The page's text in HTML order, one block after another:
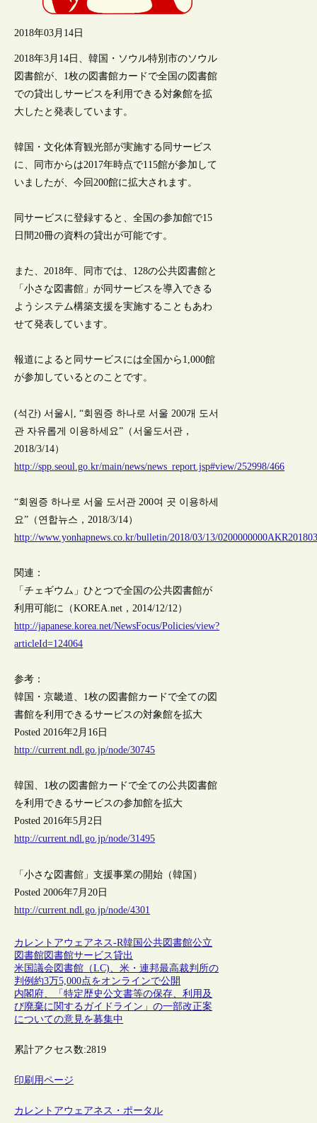
2018年03月14日
2018年3月14日、韓国・ソウル特別市のソウル
図書館が、1枚の図書館カードで全国の図書館
での貸出しサービスを利用できる対象館を拡
大したと発表しています。
韓国・文化体育観光部が実施する同サービス
に、同市からは2017年時点で115館が参加して
いましたが、今回200館に拡大されます。
同サービスに登録すると、全国の参加館で15
日間20冊の資料の貸出が可能です。
また、2018年、同市では、128の公共図書館と
「小さな図書館」が同サービスを導入できる
ようシステム構築支援を実施することもあわ
せて発表しています。
報道によると同サービスには全国から1,000館
が参加しているとのことです。
(석간) 서울시, “회원증 하나로 서울 200개 도서
관 자유롭게 이용하세요”（서울도서관，
2018/3/14）
http://spp.seoul.go.kr/main/news/news_report.jsp#view/252998/466
“회원증 하나로 서울 도서관 200여 곳 이용하세
요”（연합뉴스，2018/3/14）
http://www.yonhapnews.co.kr/bulletin/2018/03/13/
関連：
「チェギウム」ひとつで全国の公共図書館が
利用可能に（KOREA.net，2014/12/12）
http://japanese.korea.net/NewsFocus/Policies/view?
articleId=124064
参考：
韓国・京畿道、1枚の図書館カードで全ての図
書館を利用できるサービスの対象館を拡大
Posted 2016年2月16日
http://current.ndl.go.jp/node/30745
韓国、1枚の図書館カードで全ての公共図書館
を利用できるサービスの参加館を拡大
Posted 2016年5月2日
http://current.ndl.go.jp/node/31495
「小さな図書館」支援事業の開始（韓国）
Posted 2006年7月20日
http://current.ndl.go.jp/node/4301
カレントアウェアネス-R韓国公共図書館公立
図書館図書館サービス貸出
米国議会図書館（LC)、米・連邦最高裁判所の
判例約3万5,000点をオンラインで公開
内閣府、「特定歴史公文書等の保存、利用及
び廃棄に関するガイドライン」の一部改正案
についての意見を募集中
累計アクセス数:2819
印刷用ページ
カレントアウェアネス・ポータル